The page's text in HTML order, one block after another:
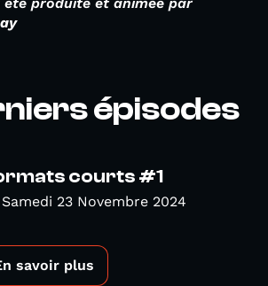
épisodes
courts #1
Samedi 23 Novembre 2024
savoir plus